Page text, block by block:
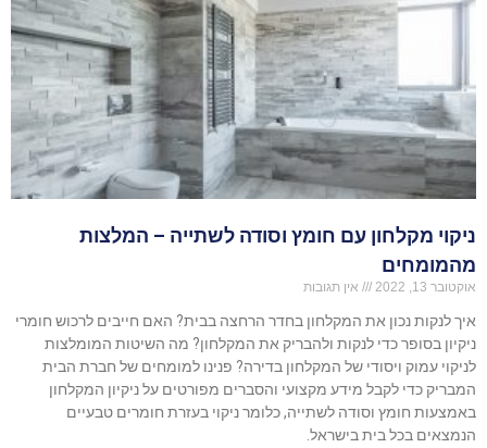
ניקוי מקלחון עם חומץ וסודה לשתייה – המלצות
מהמומחים
אוקטובר 13, 2022 אין תגובות
איך לנקות נכון את המקלחון בחדר הרחצה בבית? האם חייבים לרכוש חומרי
ניקיון בסופר כדי לנקות ולהבריק את המקלחון? מה השיטות המומלצות
לניקוי עמוק ויסודי של המקלחון בדירה? פנינו למומחים של חברת הבית
המבריק כדי לקבל מידע מקצועי והסברים מפורטים על ניקיון המקלחון
באמצעות חומץ וסודה לשתייה, כלומר ניקוי בעזרת חומרים טבעיים
הנמצאים בכל בית בישראל.